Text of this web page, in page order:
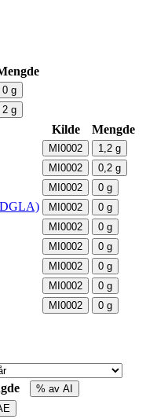
0 g
2 g
Kilde
Mengde
MI0002 1,2 g
MI0002 0,2 g
MI0002 0 g
DGLA) MI0002 0 g
MI0002 0 g
MI0002 0 g
MI0002 0 g
MI0002 0 g
MI0002 0 g
% av AI